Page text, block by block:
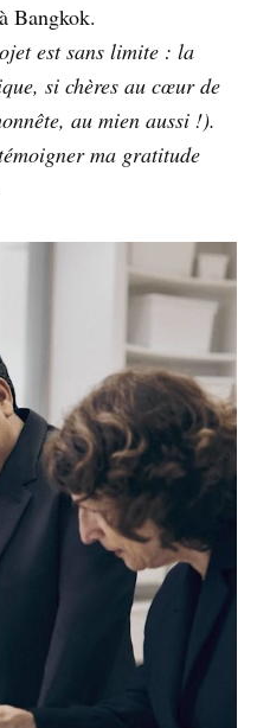
Bangkok.
est sans limite : la
si chères au cœur de
au mien aussi !).
ma gratitude